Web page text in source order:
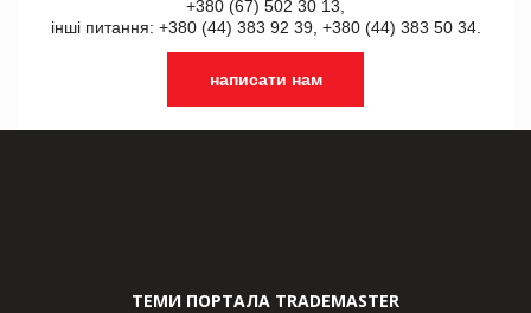
+380 (67) 502 30 13,
інші питання: +380 (44) 383 92 39, +380 (44) 383 50 34.
написати нам
ТЕМИ ПОРТАЛА TRADEMASTER